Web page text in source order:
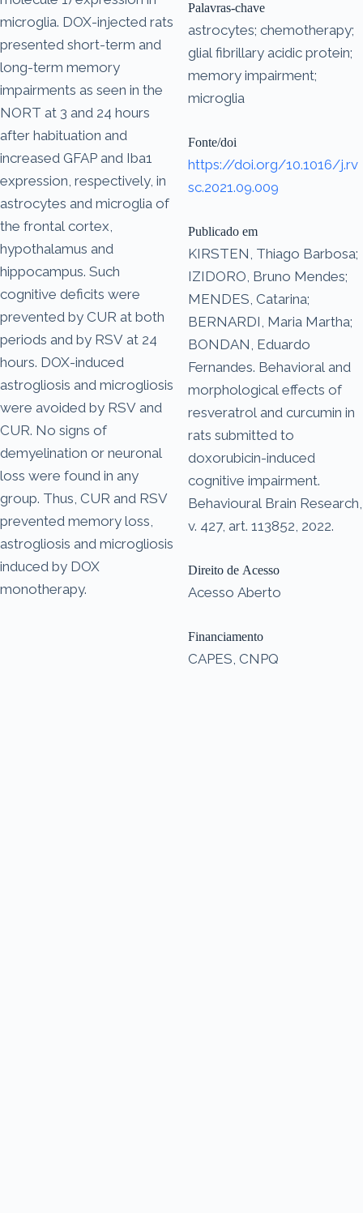
microglia. DOX-injected rats
presented short-term and
long-term memory
impairments as seen in the
NORT at 3 and 24 hours
after habituation and
increased GFAP and Iba1
expression, respectively, in
astrocytes and microglia of
the frontal cortex,
hypothalamus and
hippocampus. Such
cognitive deficits were
prevented by CUR at both
periods and by RSV at 24
hours. DOX-induced
astrogliosis and microgliosis
were avoided by RSV and
CUR. No signs of
demyelination or neuronal
loss were found in any
group. Thus, CUR and RSV
prevented memory loss,
astrogliosis and microgliosis
induced by DOX
monotherapy.
Palavras-chave
astrocytes; chemotherapy;
glial fibrillary acidic protein;
memory impairment;
microglia
Fonte/doi
https://doi.org/10.1016/j.rv
sc.2021.09.009
Publicado em
KIRSTEN, Thiago Barbosa;
IZIDORO, Bruno Mendes;
MENDES, Catarina;
BERNARDI, Maria Martha;
BONDAN, Eduardo
Fernandes. Behavioral and
morphological effects of
resveratrol and curcumin in
rats submitted to
doxorubicin-induced
cognitive impairment.
Behavioural Brain Research,
v. 427, art. 113852, 2022.
Direito de Acesso
Acesso Aberto
Financiamento
CAPES, CNPQ